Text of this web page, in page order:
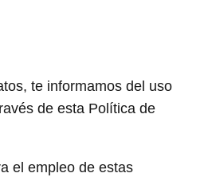
te informamos del uso
de esta Política de
el empleo de estas